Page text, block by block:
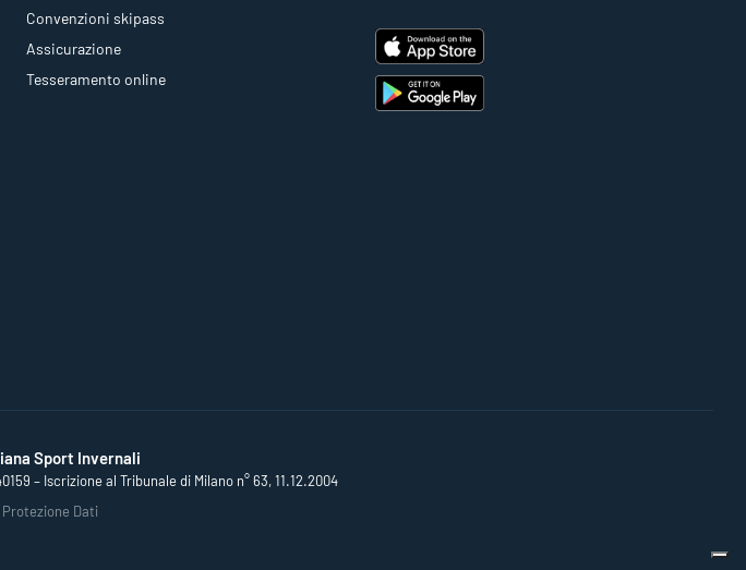
Convenzioni skipass
Assicurazione
Tesseramento online
Sport Invernali
– Iscrizione al Tribunale di Milano n° 63, 11.12.2004
Dati